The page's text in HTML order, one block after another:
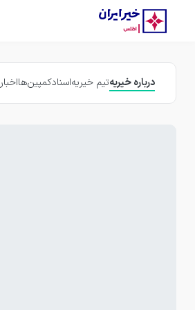
درباره خیریهتیم خیریهاسنادکمپین‌هااخبار